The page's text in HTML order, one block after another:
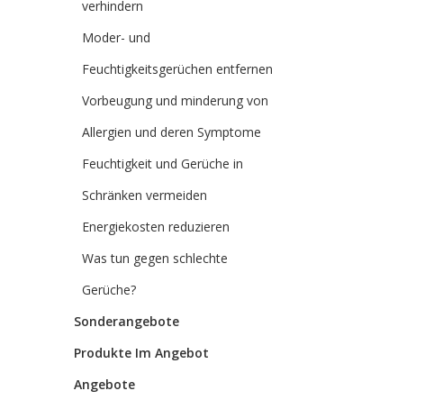
verhindern
Moder- und
Feuchtigkeitsgerüchen entfernen
Vorbeugung und minderung von
Allergien und deren Symptome
Feuchtigkeit und Gerüche in
Schränken vermeiden
Energiekosten reduzieren
Was tun gegen schlechte
Gerüche?
Sonderangebote
Produkte Im Angebot
Angebote